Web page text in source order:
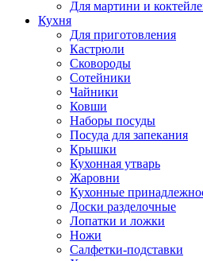
Для мартини и
Кухня
Для приготовления
Кастрюли
Сковороды
Сотейники
Чайники
Ковши
Наборы посуды
Посуда для запекания
Крышки
Кухонная утварь
Жаровни
Кухонные
Доски разделочные
Лопатки и ложки
Ножи
Салфетки-подставки